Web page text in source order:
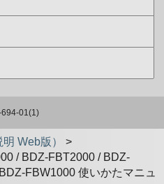
01(1)
Web版）
>
/ BDZ-FBT2000 / BDZ-
FBW1000 使いかたマニュ